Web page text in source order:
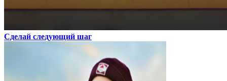
Сделай следующий шаг